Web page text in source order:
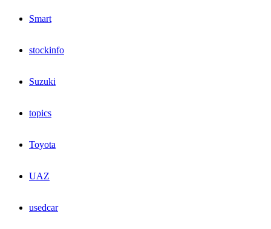
Smart
stockinfo
Suzuki
topics
Toyota
UAZ
usedcar